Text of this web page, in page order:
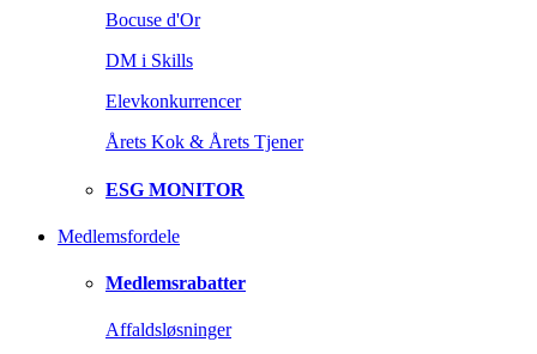
Bocuse d'Or
DM i Skills
Elevkonkurrencer
Årets Kok & Årets Tjener
ESG MONITOR
Medlemsfordele
Medlemsrabatter
Affaldsløsninger